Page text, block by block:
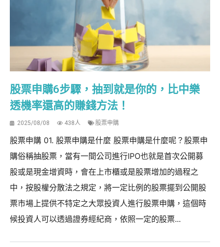
股票申購6步驟，抽到就是你的，比中樂
透機率還高的賺錢方法！
2025/08/08 438人 股票申購
股票申購 01. 股票申購是什麼 股票申購是什麼呢？股票申
購俗稱抽股票，當有一間公司進行IPO也就是首次公開募
股或是現金增資時，會在上市櫃或是股票增加的過程之
中，按股權分散法之規定，將一定比例的股票擺到公開股
票市場上提供不特定之大眾投資人進行股票申購，這個時
候投資人可以透過證券經紀商，依照一定的股票...